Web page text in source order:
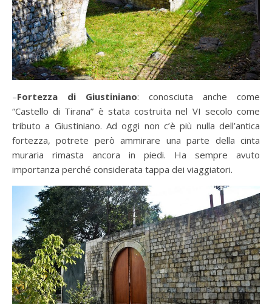
–Fortezza di Giustiniano: conosciuta anche come
“Castello di Tirana” è stata costruita nel VI secolo come
tributo a Giustiniano. Ad oggi non c’è più nulla dell’antica
fortezza, potrete però ammirare una parte della cinta
muraria rimasta ancora in piedi. Ha sempre avuto
importanza perché considerata tappa dei viaggiatori.